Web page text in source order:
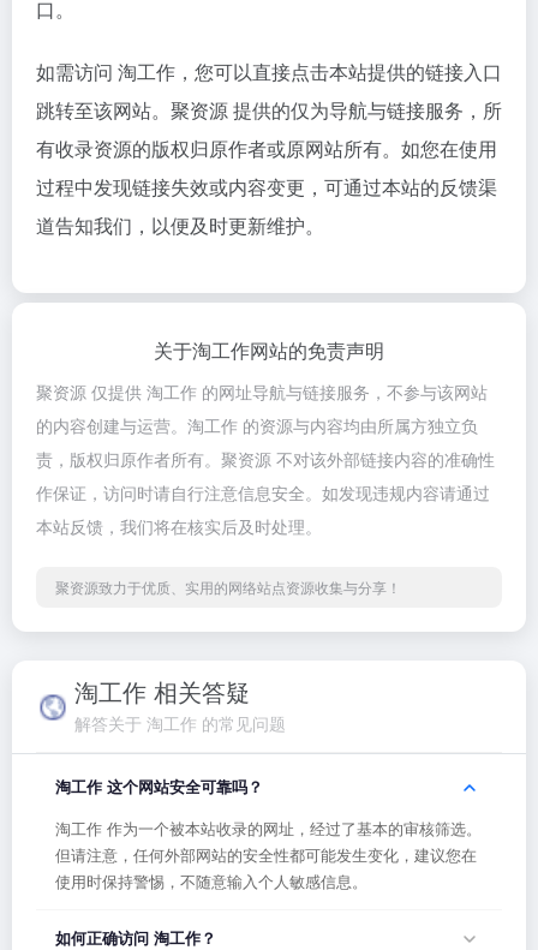
口。
如需访问 淘工作，您可以直接点击本站提供的链接入口
跳转至该网站。聚资源 提供的仅为导航与链接服务，所
有收录资源的版权归原作者或原网站所有。如您在使用
过程中发现链接失效或内容变更，可通过本站的反馈渠
道告知我们，以便及时更新维护。
关于淘工作网站的免责声明
聚资源 仅提供 淘工作 的网址导航与链接服务，不参与该网站
的内容创建与运营。淘工作 的资源与内容均由所属方独立负
责，版权归原作者所有。聚资源 不对该外部链接内容的准确性
作保证，访问时请自行注意信息安全。如发现违规内容请通过
本站反馈，我们将在核实后及时处理。
聚资源致力于优质、实用的网络站点资源收集与分享！
淘工作 相关答疑
解答关于 淘工作 的常见问题
淘工作 这个网站安全可靠吗？
淘工作 作为一个被本站收录的网址，经过了基本的审核筛选。
但请注意，任何外部网站的安全性都可能发生变化，建议您在
使用时保持警惕，不随意输入个人敏感信息。
如何正确访问 淘工作？